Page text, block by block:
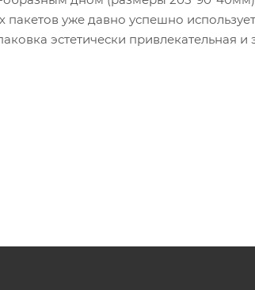
уже давно успешно
эстетически привлекательная и